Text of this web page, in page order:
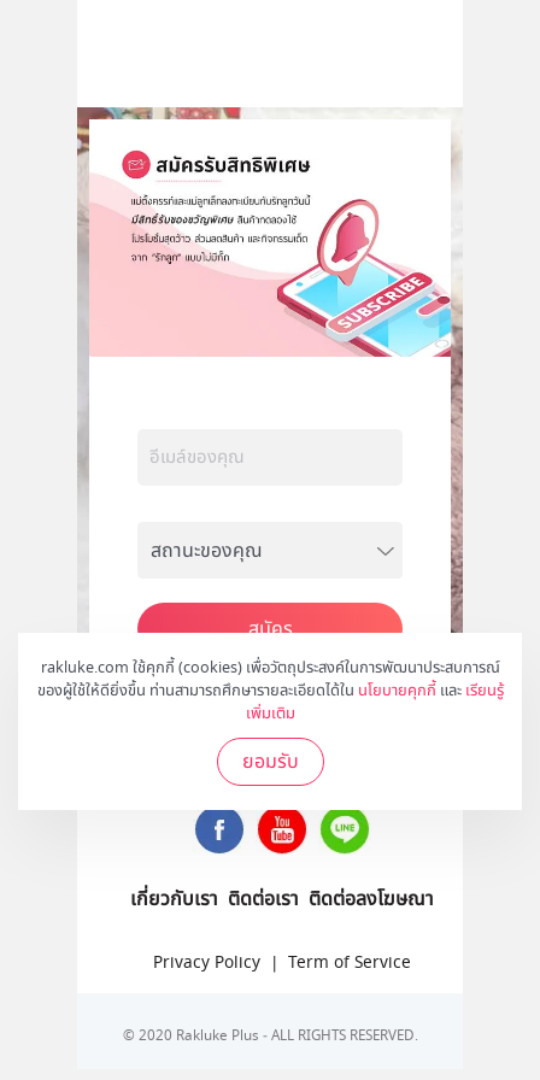
rakluke.com ใช้คุกกี้ (cookies) เพื่อวัตถุประสงค์ในการพัฒนาประสบการณ์
ของผู้ใช้ให้ดียิ่งขึ้น ท่านสามารถศึกษารายละเอียดได้ใน นโยบายคุกกี้ และ เรียนรู้
เพิ่มเติม
ยอมรับ
สมัคร
ติดตามเราได้ที่
เกี่ยวกับเรา ติดต่อเรา ติดต่อลงโฆษณา
Privacy Policy | Term of Service
© 2020 Rakluke Plus - ALL RIGHTS RESERVED.